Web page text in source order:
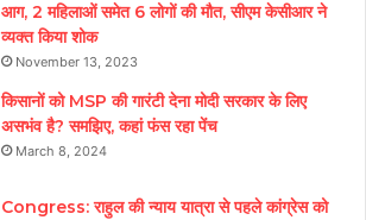
आग, 2 महिलाओं समेत 6 लोगों की मौत, सीएम केसीआर ने
व्यक्त किया शोक
November 13, 2023
किसानों को MSP की गारंटी देना मोदी सरकार के लिए
असभंव है? समझिए, कहां फंस रहा पेंच
March 8, 2024
Congress: राहुल की न्याय यात्रा से पहले कांग्रेस को